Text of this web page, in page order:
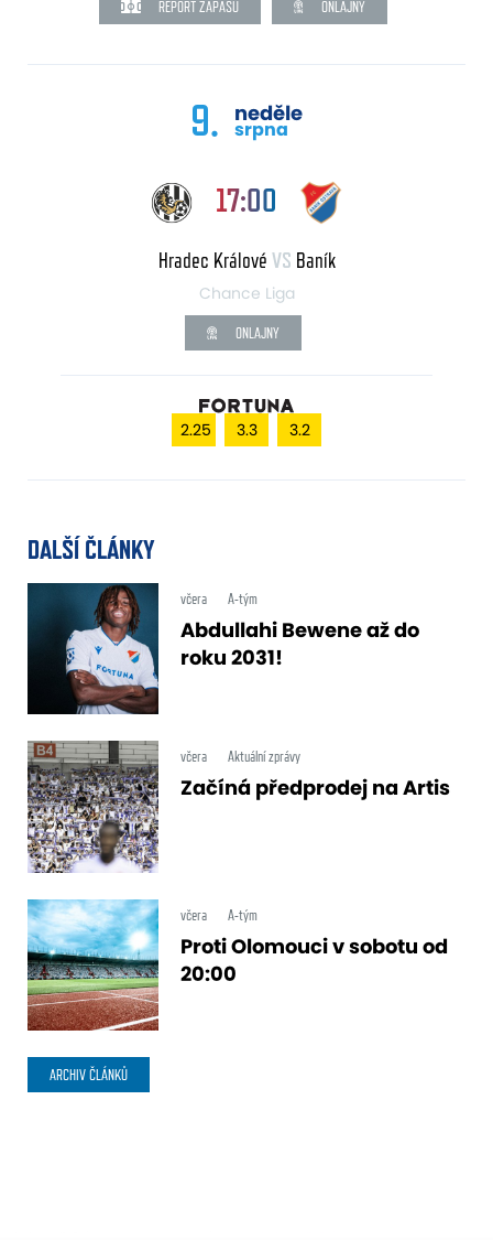
REPORT ZÁPASU ONLAJNY
9. neděle
srpna
17:00
Hradec Králové VS Baník
Chance Liga
ONLAJNY
2.25 3.3 3.2
DALŠÍ ČLÁNKY
včera A-tým
Abdullahi Bewene až do
roku 2031!
včera Aktuální zprávy
Začíná předprodej na Artis
včera A-tým
Proti Olomouci v sobotu od
20:00
ARCHIV ČLÁNKŮ